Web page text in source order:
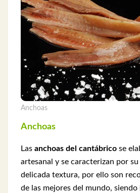
Anchoas
Anchoas
Las anchoas del cantábrico se
artesanal y se caracterizan por
delicada textura, por ello son
de las mejores del mundo, siendo